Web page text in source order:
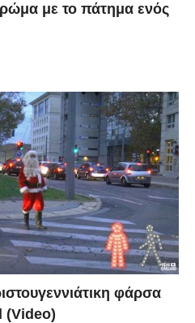
με το πάτημα ενός
φάρσα
(Video)